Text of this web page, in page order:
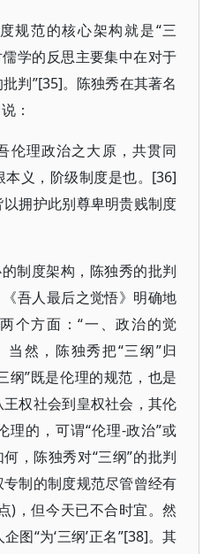
规范的核心架构就是“三
学的反思主要集中在对于
判”[35]。陈独秀在其著名
：
伦理政治之大原，共贯同
义，阶级制度是也。[36]
拥护此别尊卑明贵贱制度
制度架构，陈独秀的批判
吾人最后之觉悟》明确地
个方面：“一、政治的觉
当然，陈独秀把“三纲”归
纲”既是伦理的规范，也是
权社会到皇权社会，其伦
理的，可谓“伦理-政治”或
，陈独秀对“三纲”的批判
制的制度规范尽管曾经有
)，但今天已不合时宜。然
图“为‘三纲’正名”[38]。其